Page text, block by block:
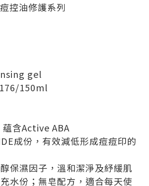
控油修護系列
gel
150ml
含Active ABA
成份，有效減低形成痘痘印的
保濕因子，溫和潔淨及紓緩肌
水份；無皂配方，適合每天使